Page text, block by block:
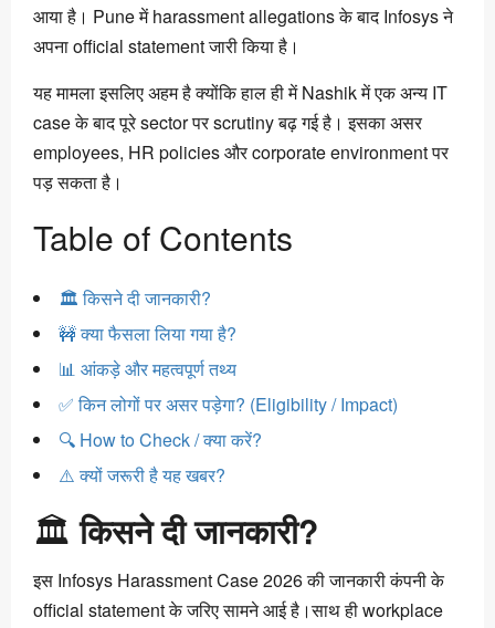
आया है। Pune में harassment allegations के बाद Infosys ने
अपना official statement जारी किया है।
यह मामला इसलिए अहम है क्योंकि हाल ही में Nashik में एक अन्य IT
case के बाद पूरे sector पर scrutiny बढ़ गई है। इसका असर
employees, HR policies और corporate environment पर
पड़ सकता है।
Table of Contents
🏛️ किसने दी जानकारी?
🚧 क्या फैसला लिया गया है?
📊 आंकड़े और महत्वपूर्ण तथ्य
✅ किन लोगों पर असर पड़ेगा? (Eligibility / Impact)
🔍 How to Check / क्या करें?
⚠️ क्यों जरूरी है यह खबर?
🏛️किसने दी जानकारी?
इस Infosys Harassment Case 2026 की जानकारी कंपनी के
official statement के जरिए सामने आई है।साथ ही workplace